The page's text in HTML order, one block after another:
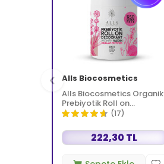
Alls Biocosmetics
Alls Biocosmetics Organik
Prebiyotik Roll on
Deodorant 75 ml -
(17)
222,30 TL